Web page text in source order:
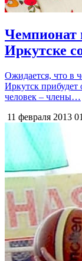
Чемпионат
Иркутске
Ожидается, что в
Иркутск прибудет
человек – члены…
11 февраля 2013